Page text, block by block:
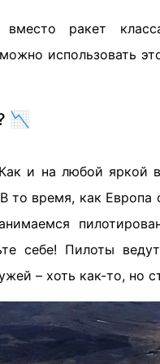
вместо ракет
использовать
📉
и на любой яркой
то время, как Европа
себе! Пилоты
– хоть как-то, но